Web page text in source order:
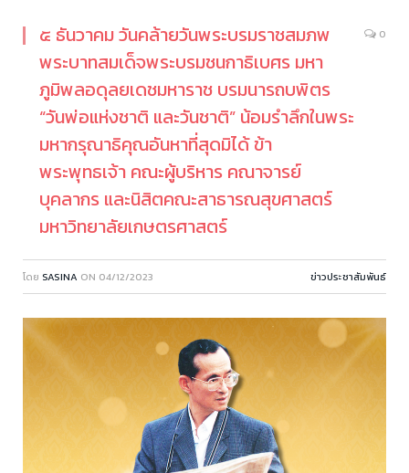
๕ ธันวาคม วันคล้ายวันพระบรมราชสมภพ
พระบาทสมเด็จพระบรมชนกาธิเบศร มหา
ภูมิพลอดุลยเดชมหาราช บรมนารถบพิตร
“วันพ่อแห่งชาติ และวันชาติ” น้อมรำลึกในพระ
มหากรุณาธิคุณอันหาที่สุดมิได้ ข้า
พระพุทธเจ้า คณะผู้บริหาร คณาจารย์
บุคลากร และนิสิตคณะสาธารณสุขศาสตร์
มหาวิทยาลัยเกษตรศาสตร์
0
โดย SASINA ON 04/12/2023 ข่าวประชาสัมพันธ์